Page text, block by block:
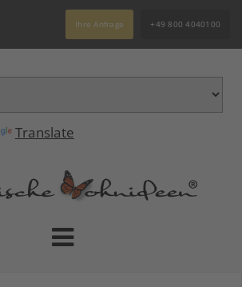
Translate
Ihre Anfrage +49 800 4040100